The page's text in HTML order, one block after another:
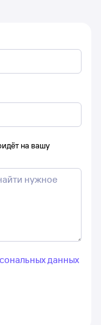
на вашу
данных